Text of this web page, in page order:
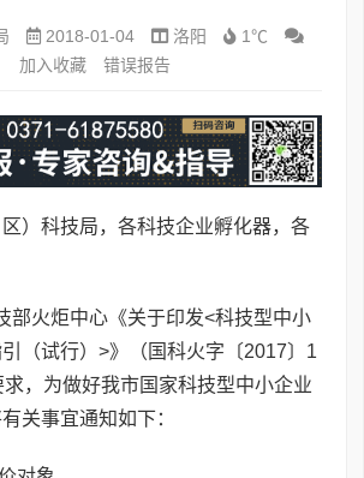
2018-01-04 洛阳
1℃
加入收藏
错误报告
）科技局，各科技企业孵化器，各
火炬中心《关于印发<科技型中小
（试行）>》（国科火字〔2017〕1
，为做好我市国家科技型中小企业
关事宜通知如下：